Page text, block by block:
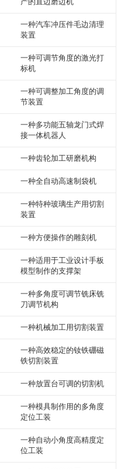
一种汽车冲压件毛边清理
装置
一种可调节角度的激光打
标机
一种可调整加工角度的调
节装置
一种多功能五轴龙门式焊
接一体机器人
一种齿轮加工研磨机构
一种全自动高速制袋机
一种特种玻璃生产用切割
装置
一种方便操作的雕刻机
一种适用于工业设计手板
模型制作的支撑架
一种多角度可调节铣床铣
刀调节机构
一种机械加工用切割装置
一种高效稳定的钕铁硼磁
铁切割装置
一种放置台可调的切割机
一种模具制作用的多角度
定位工装
一种自动小角度高精度定
位工装